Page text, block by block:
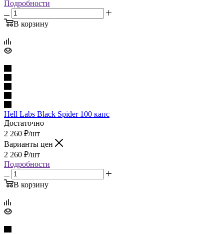
Подробности
В корзину
Hell Labs Black Spider 100 капс
Достаточно
2 260 ₽/шт
Варианты цен
2 260 ₽/шт
Подробности
В корзину